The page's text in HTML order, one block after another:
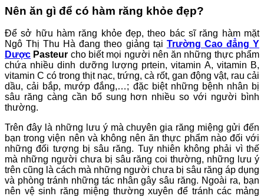
Nên ăn gì để có hàm răng khỏe đẹp?
Để sở hữu hàm răng khỏe đẹp, theo bác sĩ răng hàm mặt
Ngô Thị Thu Hà đang theo giảng tại Trường Cao đẳng Y
Dược Pasteur cho biết mọi người nên ăn những thực phẩm
chứa nhiều dinh dưỡng lượng prtein, vitamin A, vitamin B,
vitamin C có trong thịt nạc, trứng, cà rốt, gan động vật, rau cải
dầu, cải bắp, mướp đắng,…; đặc biệt những bệnh nhân bị
sâu răng càng cần bổ sung hơn nhiều so với người bình
thường.
Trên đây là những lưu ý mà chuyên gia răng miệng gửi đến
bạn trong viện nên và không nên ăn thực phẩm nào đối với
những đối tượng bị sâu răng. Tuy nhiên không phải vì thế
mà những người chưa bị sâu răng coi thường, những lưu ý
trên cũng là cách mà những người chưa bị sâu răng áp dụng
và phòng tránh những tác nhân gây sâu răng. Ngoài ra, bạn
nên vệ sinh răng miệng thường xuyên để tránh các mảng